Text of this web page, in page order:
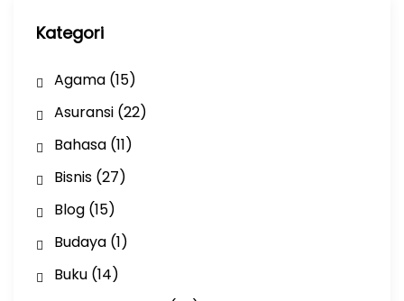
Kategori
Agama(15)
Asuransi(22)
Bahasa(11)
Bisnis(27)
Blog(15)
Budaya(1)
Buku(14)